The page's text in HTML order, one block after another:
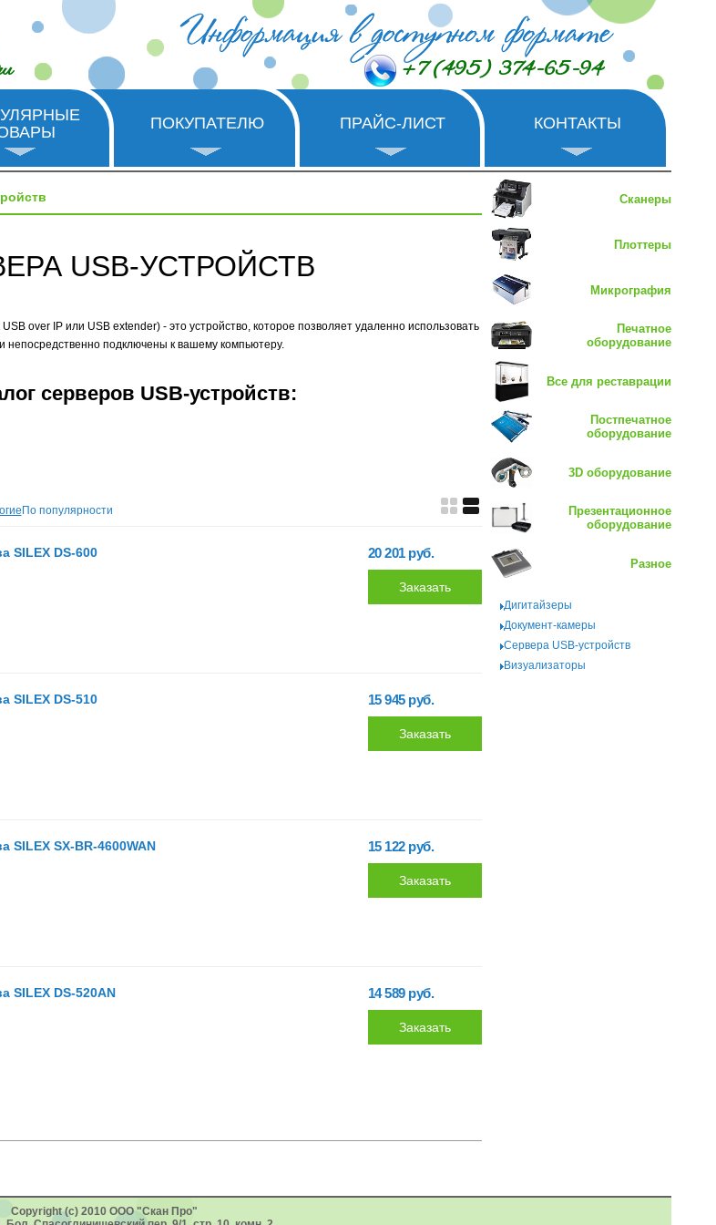
+7 (495) 374-65-94
ПОКУПАТЕЛЮ ПРАЙС-ЛИСТ КОНТАКТЫ
USB-УСТРОЙСТВ
over IP или USB extender) - это устройство, которое позволяет удаленно использовать
непосредственно подключены к вашему компьютеру.
серверов USB-устройств:
По популярности
SILEX DS-600 20 201 руб.
SILEX DS-510 15 945 руб.
SILEX SX-BR-4600WAN 15 122 руб.
SILEX DS-520AN 14 589 руб.
Сканеры
Плоттеры
Микрография
Печатное
оборудование
Все для реставрации
Постпечатное
оборудование
3D оборудование
Презентационное
оборудование
Разное
Дигитайзеры
Документ-камеры
Сервера USB-устройств
Визуализаторы
Copyright (c) 2010 ООО "Скан Про"